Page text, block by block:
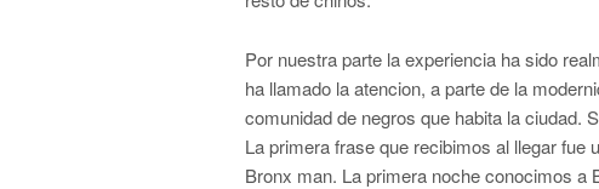
Por nuestra parte la experiencia ha sido
ha llamado la atencion, a parte de la
comunidad de negros que habita la ciudad.
La primera frase que recibimos al llegar fue
Bronx man. La primera noche conocimos a